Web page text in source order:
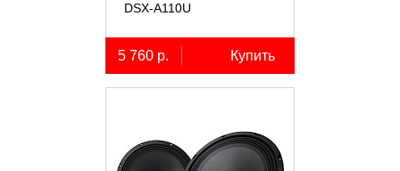
DSX-A110U
5 760 р. Купить